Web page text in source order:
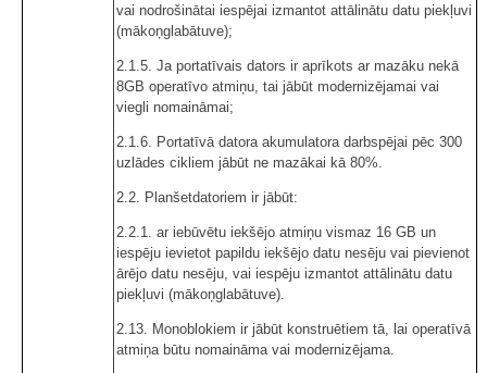
vai nodrošinātai iespējai izmantot attālinātu datu piekļuvi
(mākoņglabātuve);
2.1.5. Ja portatīvais dators ir aprīkots ar mazāku nekā
8GB operatīvo atmiņu, tai jābūt modernizējamai vai
viegli nomaināmai;
2.1.6. Portatīvā datora akumulatora darbspējai pēc 300
uzlādes cikliem jābūt ne mazākai kā 80%.
2.2. Planšetdatoriem ir jābūt:
2.2.1. ar iebūvētu iekšējo atmiņu vismaz 16 GB un
iespēju ievietot papildu iekšējo datu nesēju vai pievienot
ārējo datu nesēju, vai iespēju izmantot attālinātu datu
piekļuvi (mākoņglabātuve).
2.13. Monoblokiem ir jābūt konstruētiem tā, lai operatīvā
atmiņa būtu nomaināma vai modernizējama.